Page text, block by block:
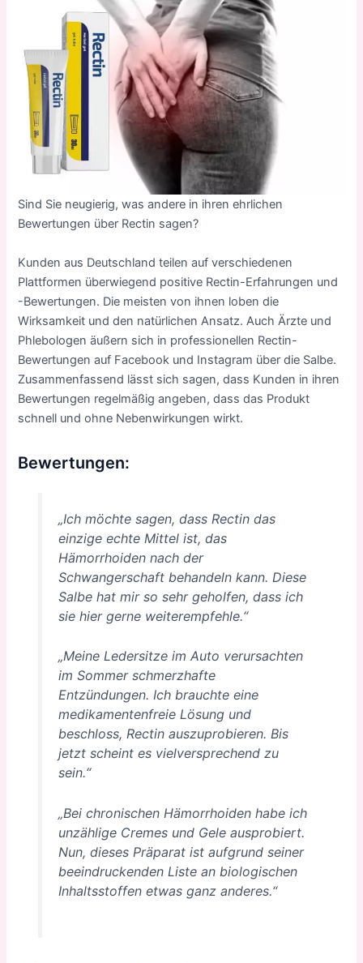
Sind Sie neugierig, was andere in ihren ehrlichen
Bewertungen über Rectin sagen?
Kunden aus Deutschland teilen auf verschiedenen
Plattformen überwiegend positive Rectin-Erfahrungen und
-Bewertungen. Die meisten von ihnen loben die
Wirksamkeit und den natürlichen Ansatz. Auch Ärzte und
Phlebologen äußern sich in professionellen Rectin-
Bewertungen auf Facebook und Instagram über die Salbe.
Zusammenfassend lässt sich sagen, dass Kunden in ihren
Bewertungen regelmäßig angeben, dass das Produkt
schnell und ohne Nebenwirkungen wirkt.
Bewertungen:
„Ich möchte sagen, dass Rectin das
einzige echte Mittel ist, das
Hämorrhoiden nach der
Schwangerschaft behandeln kann. Diese
Salbe hat mir so sehr geholfen, dass ich
sie hier gerne weiterempfehle.“
„Meine Ledersitze im Auto verursachten
im Sommer schmerzhafte
Entzündungen. Ich brauchte eine
medikamentenfreie Lösung und
beschloss, Rectin auszuprobieren. Bis
jetzt scheint es vielversprechend zu
sein.“
„Bei chronischen Hämorrhoiden habe ich
unzählige Cremes und Gele ausprobiert.
Nun, dieses Präparat ist aufgrund seiner
beeindruckenden Liste an biologischen
Inhaltsstoffen etwas ganz anderes.“